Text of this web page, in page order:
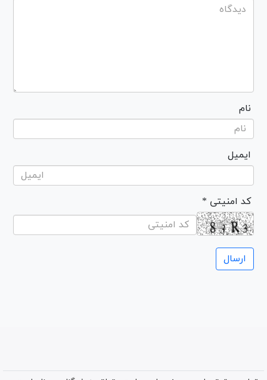
نام
ایمیل
* کد امنیتی